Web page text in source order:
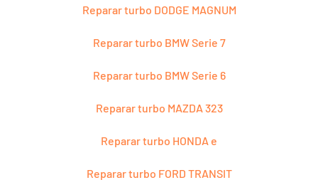
Reparar turbo DODGE MAGNUM
Reparar turbo BMW Serie 7
Reparar turbo BMW Serie 6
Reparar turbo MAZDA 323
Reparar turbo HONDA e
Reparar turbo FORD TRANSIT